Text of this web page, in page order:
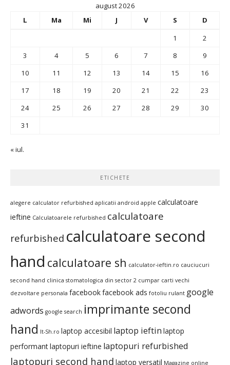
august 2026
L
Ma Mi J V S
D
1
2
3
4 5 6 7 8
9
10
11 12 13 14 15
16
17
18 19 20 21 22
23
24
25 26 27 28 29
30
31
« iul.
ETICHETE
alegere calculator refurbished aplicatii android apple calculatoare
ieftine Calculatoarele refurbished calculatoare
refurbished calculatoare second
hand calculatoare sh calculator-ieftin.ro cauciucuri
second hand clinica stomatologica din sector 2 cumpar carti vechi
dezvoltare personala facebookfacebook ads fotoliu rulant google
adwords google search imprimante second
hand It-Sh.ro laptop accesibil laptop ieftin laptop
performantlaptopuri ieftine laptopuri refurbished
laptopuri second hand laptop versatil Magazine online